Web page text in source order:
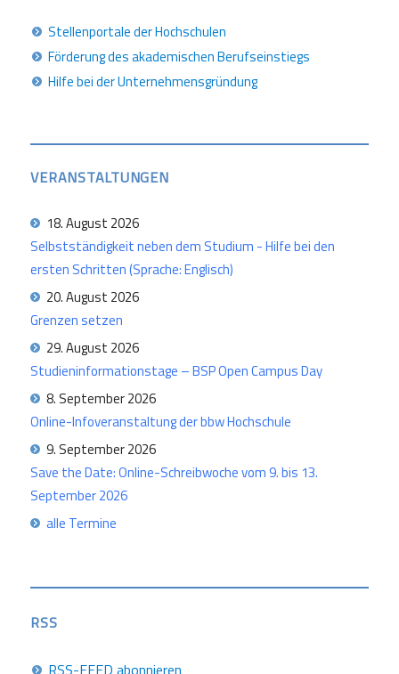
Stellenportale der Hochschulen
Förderung des akademischen Berufseinstiegs
Hilfe bei der Unternehmensgründung
VERANSTALTUNGEN
18. August 2026
Selbstständigkeit neben dem Studium - Hilfe bei den
ersten Schritten (Sprache: Englisch)
20. August 2026
Grenzen setzen
29. August 2026
Studieninformationstage – BSP Open Campus Day
8. September 2026
Online-Infoveranstaltung der bbw Hochschule
9. September 2026
Save the Date: Online-Schreibwoche vom 9. bis 13.
September 2026
alle Termine
RSS
RSS-FEED abonnieren